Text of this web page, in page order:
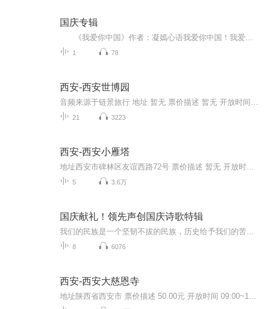
国庆专辑
1 78
西安-西安世博园
21 3223
西安-西安小雁塔
5 3.6万
国庆献礼！领先声创国庆诗歌特辑
8 6076
西安-西安大慈恩寺